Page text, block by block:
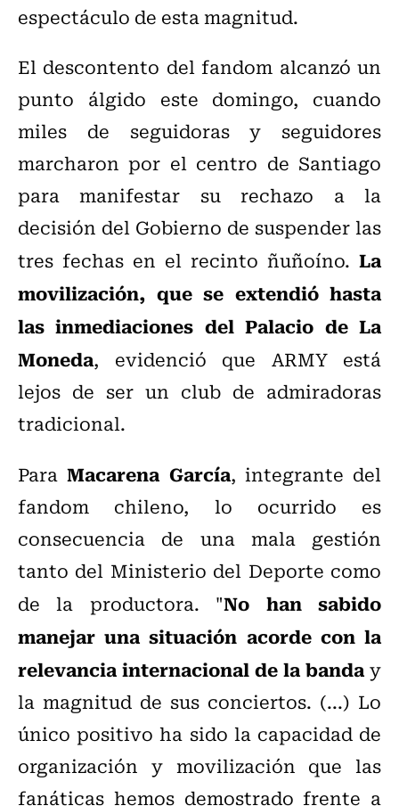
espectáculo de esta magnitud.
El descontento del fandom alcanzó un
punto álgido este domingo, cuando
miles de seguidoras y seguidores
marcharon por el centro de Santiago
para manifestar su rechazo a la
decisión del Gobierno de suspender las
tres fechas en el recinto ñuñoíno. La
movilización, que se extendió hasta
las inmediaciones del Palacio de La
Moneda, evidenció que ARMY está
lejos de ser un club de admiradoras
tradicional.
ParaMacarena García, integrante del
fandom chileno, lo ocurrido es
consecuencia de una mala gestión
tanto del Ministerio del Deporte como
de la productora. "No han sabido
manejar una situación acorde con la
relevancia internacional de la banday
la magnitud de sus conciertos. (...) Lo
único positivo ha sido la capacidad de
organización y movilización que las
fanáticas hemos demostrado frente a